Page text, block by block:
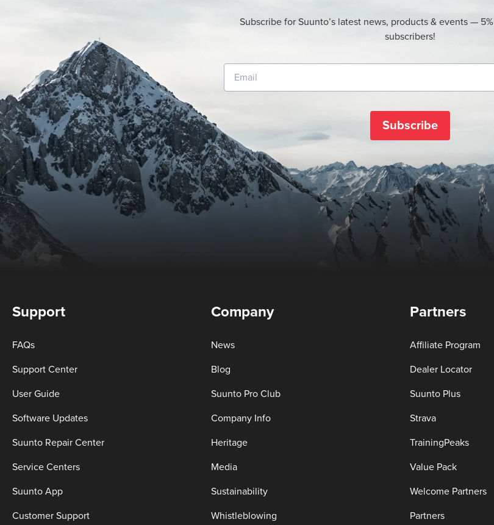
Subscribe for Suunto’s latest news, products & events —
subscribers!
Subscribe
Support
FAQs
Support Center
User Guide
Software Updates
Suunto Repair Center
Service Centers
Suunto App
Customer Support
Company
News
Blog
Suunto Pro Club
Company Info
Heritage
Media
Sustainability
Whistleblowing
Partners
Affiliate Program
Dealer Locator
Suunto Plus
Strava
TrainingPeaks
Value Pack
Welcome Partners
Partners